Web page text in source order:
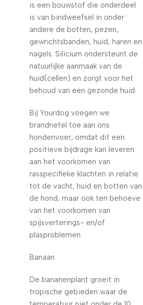
is een bouwstof die onderdeel
is van bindweefsel in onder
andere de botten, pezen,
gewrichtsbanden, huid, haren en
nagels. Silicium ondersteunt de
natuurlijke aanmaak van de
huid(cellen) en zorgt voor het
behoud van een gezonde huid.
Bij Yourdog voegen we
brandnetel toe aan ons
hondenvoer, omdat dit een
positieve bijdrage kan leveren
aan het voorkomen van
rasspecifieke klachten in relatie
tot de vacht, huid en botten van
de hond, maar ook ten behoeve
van het voorkomen van
spijsverterings- en/of
plasproblemen.
Banaan
De bananenplant groeit in
tropische gebieden waar de